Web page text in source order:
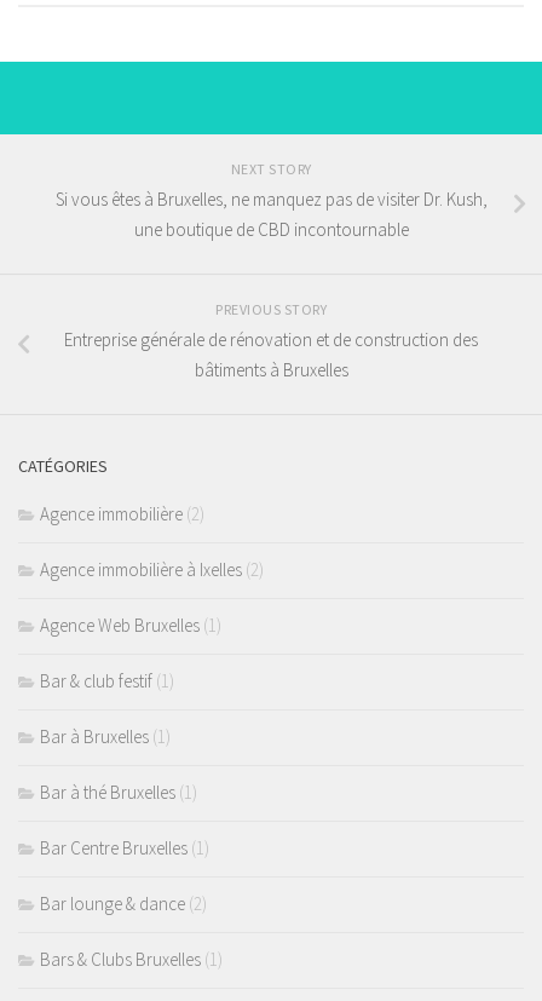
NEXT STORY
Si vous êtes à Bruxelles, ne manquez pas de visiter Dr. Kush,
une boutique de CBD incontournable
PREVIOUS STORY
Entreprise générale de rénovation et de construction des
bâtiments à Bruxelles
CATÉGORIES
Agence immobilière (2)
Agence immobilière à Ixelles (2)
Agence Web Bruxelles (1)
Bar & club festif (1)
Bar à Bruxelles (1)
Bar à thé Bruxelles (1)
Bar Centre Bruxelles (1)
Bar lounge & dance (2)
Bars & Clubs Bruxelles (1)